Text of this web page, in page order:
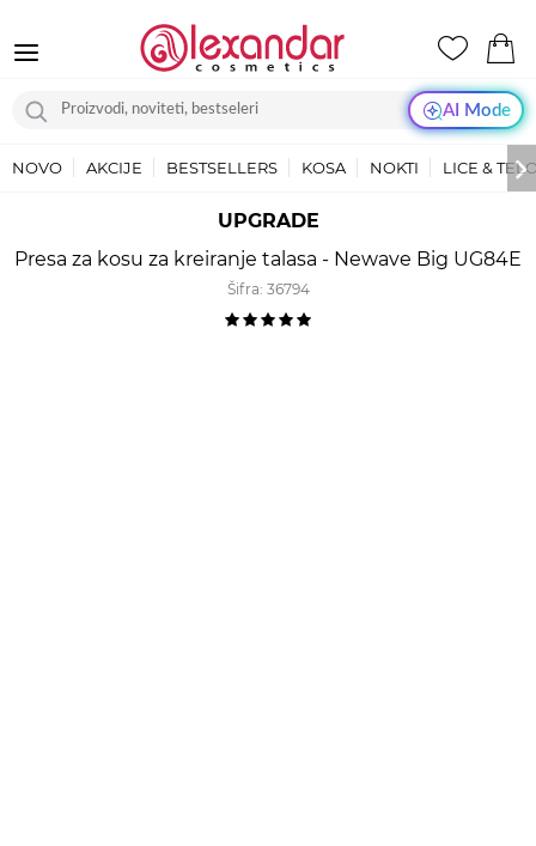
AI Mode
NOVO AKCIJE BESTSELLERS KOSA NOKTI LICE &
UPGRADE
Presa za kosu za kreiranje talasa - Newave Big UG84E
Šifra: 36794